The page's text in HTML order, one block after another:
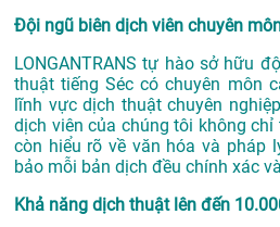
Đội ngũ biên dịch viên chuyên
LONGANTRANS tự hào sở hữu
thuật tiếng Séc có chuyên môn
lĩnh vực dịch thuật chuyên
dịch viên của chúng tôi không
còn hiểu rõ về văn hóa và pháp
bảo mỗi bản dịch đều chính xác
Khả năng dịch thuật lên đến